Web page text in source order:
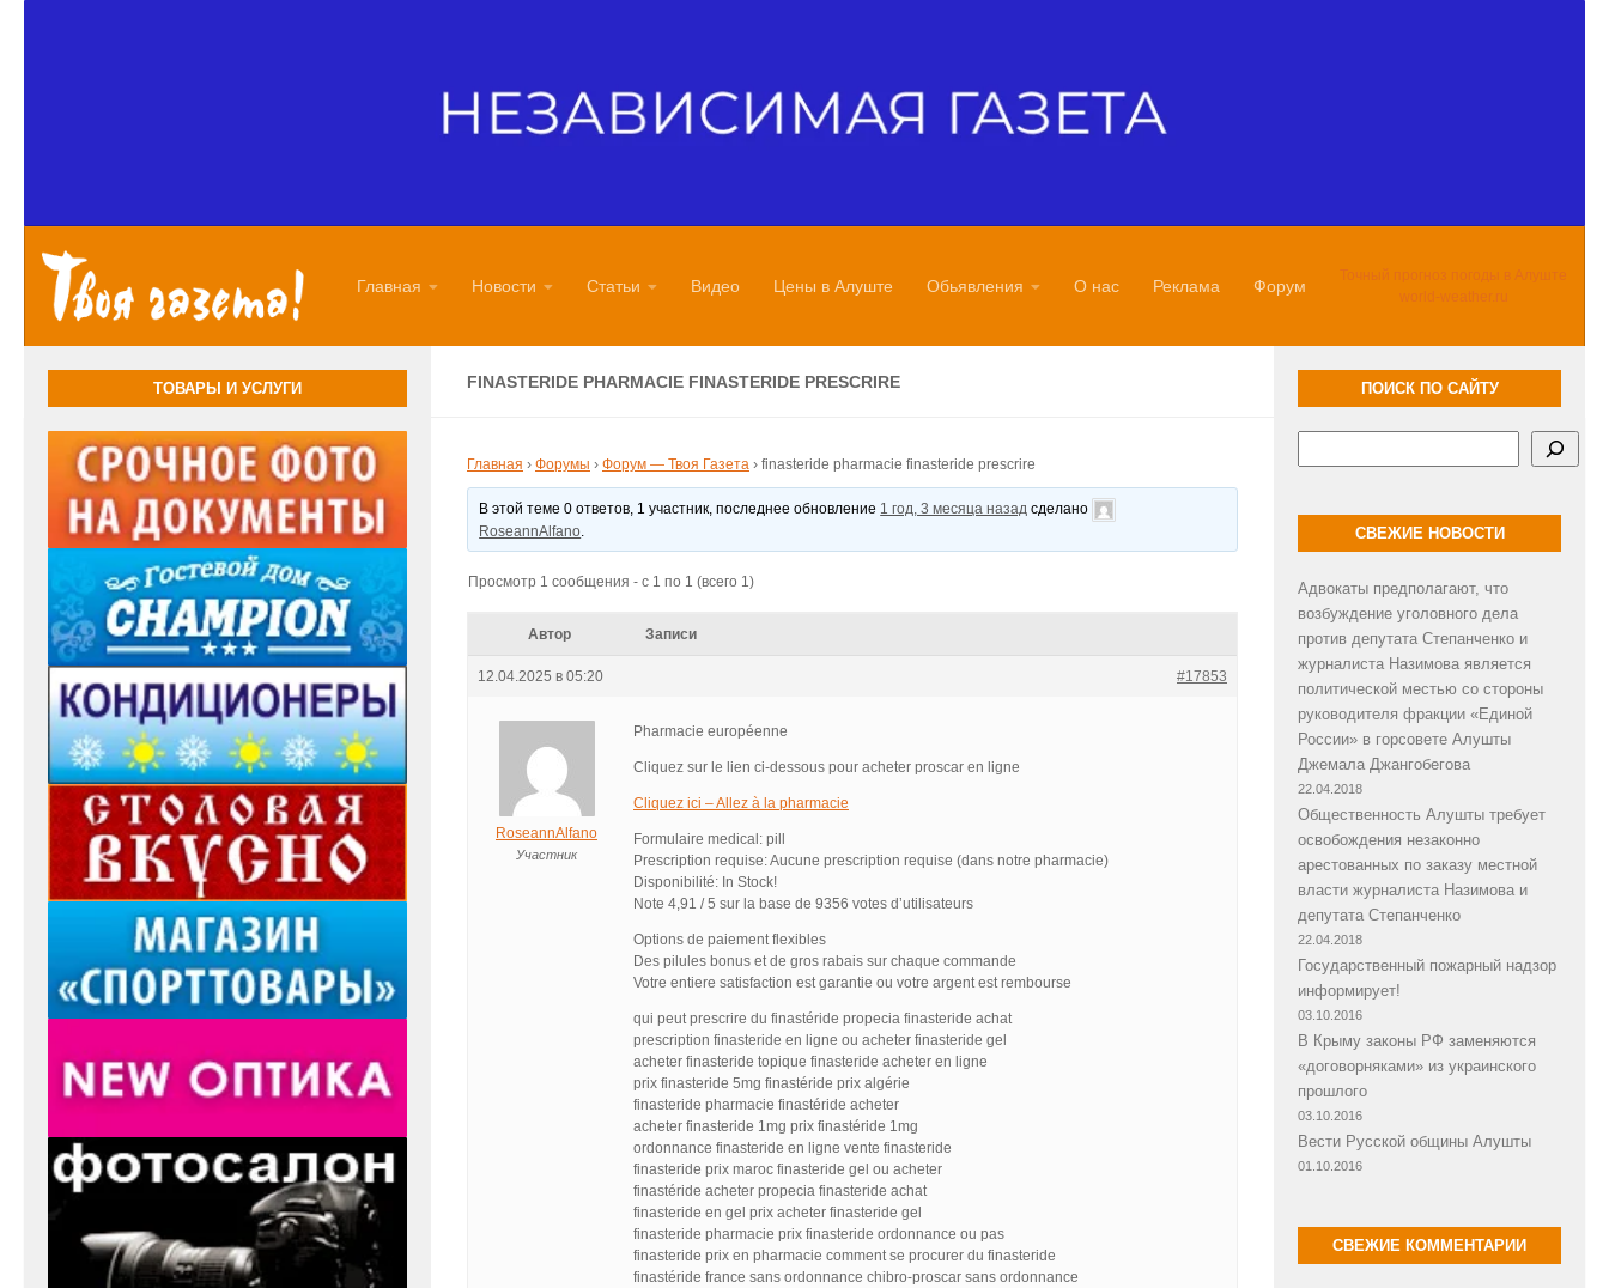
Главная Новости Статьи Видео Цены в Алуште Обьявления О нас Реклама Форум
Точный прогноз погоды в Алуште
world-weather.ru
FINASTERIDE PHARMACIE FINASTERIDE PRESCRIRE
Главная › Форумы › Форум — Твоя Газета › finasteride pharmacie finasteride prescrire
В этой теме 0 ответов, 1 участник, последнее обновление 1 год, 3 месяца назад сделано
RoseannAlfano.
Просмотр 1 сообщения - с 1 по 1 (всего 1)
Автор Записи
12.04.2025 в 05:20 #17853
RoseannAlfano
Участник
Pharmacie européenne
Cliquez sur le lien ci-dessous pour acheter proscar en ligne
Cliquez ici – Allez à la pharmacie
Formulaire medical: pill
Prescription requise: Aucune prescription requise (dans notre pharmacie)
Disponibilité: In Stock!
Note 4,91 / 5 sur la base de 9356 votes d’utilisateurs
Options de paiement flexibles
Des pilules bonus et de gros rabais sur chaque commande
Votre entiere satisfaction est garantie ou votre argent est rembourse
qui peut prescrire du finastéride propecia finasteride achat
prescription finasteride en ligne ou acheter finasteride gel
acheter finasteride topique finasteride acheter en ligne
prix finasteride 5mg finastéride prix algérie
finasteride pharmacie finastéride acheter
acheter finasteride 1mg prix finastéride 1mg
ordonnance finasteride en ligne vente finasteride
finasteride prix maroc finasteride gel ou acheter
finastéride acheter propecia finasteride achat
finasteride en gel prix acheter finasteride gel
finasteride pharmacie prix finasteride ordonnance ou pas
finasteride prix en pharmacie comment se procurer du finasteride
finastéride france sans ordonnance chibro-proscar sans ordonnance
ТОВАРЫ И УСЛУГИ ПОИСК ПО САЙТУ
СВЕЖИЕ НОВОСТИ
Адвокаты предполагают, что
возбуждение уголовного дела
против депутата Степанченко и
журналиста Назимова является
политической местью со стороны
руководителя фракции «Единой
России» в горсовете Алушты
Джемала Джангобегова
22.04.2018
Общественность Алушты требует
освобождения незаконно
арестованных по заказу местной
власти журналиста Назимова и
депутата Степанченко
22.04.2018
Государственный пожарный надзор
информирует!
03.10.2016
В Крыму законы РФ заменяются
«договорняками» из украинского
прошлого
03.10.2016
Вести Русской общины Алушты
01.10.2016
СВЕЖИЕ КОММЕНТАРИИ